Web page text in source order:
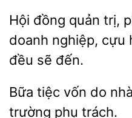
đồng quản trị,
doanh nghiệp, cựu
đều sẽ đến.
Bữa tiệc vốn do
trách.